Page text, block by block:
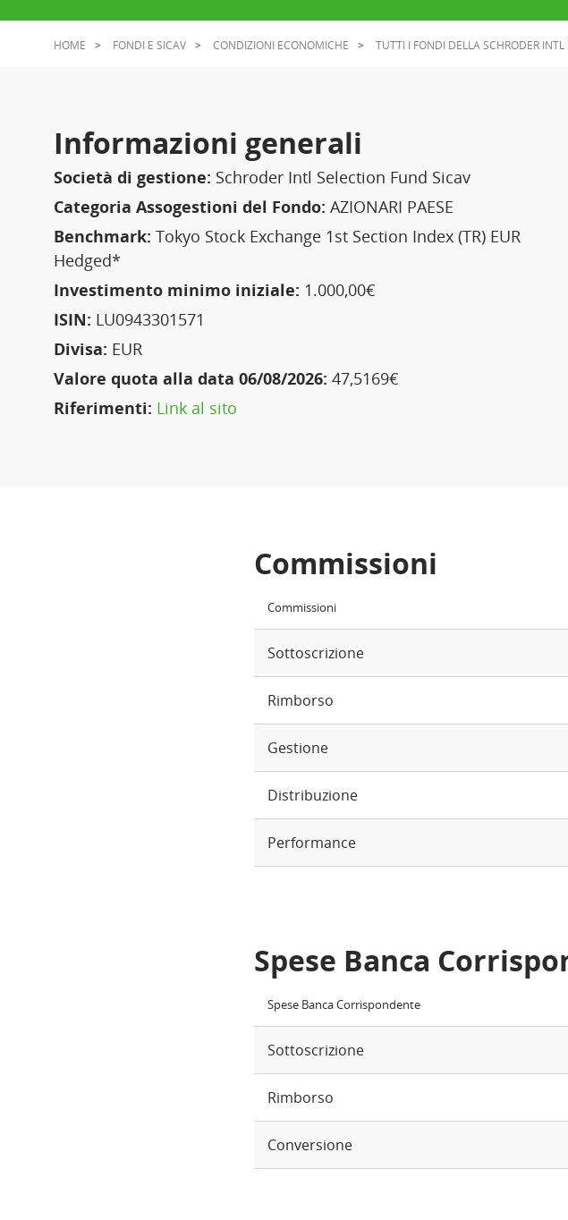
HOME FONDI E SICAV CONDIZIONI ECONOMICHE TUTTI I FONDI DELLA SCHRODER INTL
Informazioni generali
Società di gestione: Schroder Intl Selection Fund Sicav
Categoria Assogestioni del Fondo: AZIONARI PAESE
Benchmark: Tokyo Stock Exchange 1st Section Index (TR) EUR
Hedged*
Investimento minimo iniziale: 1.000,00€
ISIN: LU0943301571
Divisa: EUR
Valore quota alla data 06/08/2026: 47,5169€
Riferimenti: Link al sito
Commissioni
Commissioni
Sottoscrizione
Rimborso
Gestione
Distribuzione
Performance
Spese Banca
Spese Banca Corrispondente
Sottoscrizione
Rimborso
Conversione